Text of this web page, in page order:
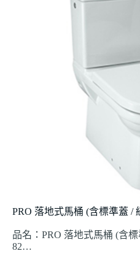
PRO 落地式馬桶 (含標準蓋 /
品名：PRO 落地式馬桶 (含標
82…